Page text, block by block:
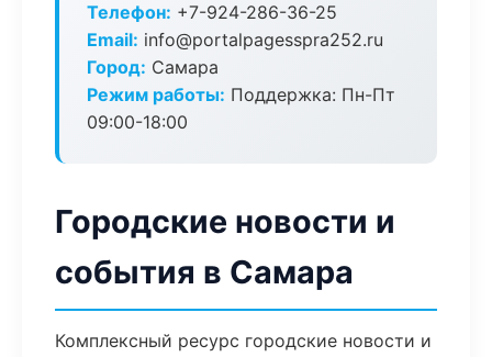
Телефон: +7-924-286-36-25
Email: info@portalpagesspra252.ru
Город: Самара
Режим работы: Поддержка: Пн-Пт
09:00-18:00
Городские новости и
события в Самара
Комплексный ресурс городские новости и